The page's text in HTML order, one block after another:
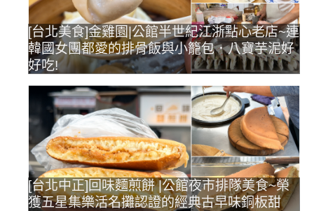
[台北美食]金雞園|公館半世紀江浙點心老店~連
韓國女團都愛的排骨飯與小籠包．八寶芋泥好
好吃!
[台北中正]回味麵煎餅 |公館夜市排隊美食~榮
獲五星集樂活名攤認證的經典古早味銅板甜